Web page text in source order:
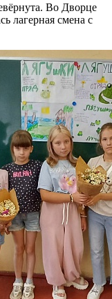
Во Дворце
лагерная смена с